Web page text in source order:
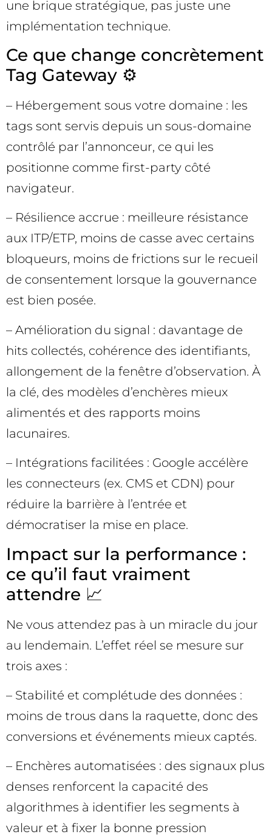
une brique stratégique, pas juste une
implémentation technique.
Ce que change concrètement
Tag Gateway ⚙️
– Hébergement sous votre domaine : les
tags sont servis depuis un sous-domaine
contrôlé par l’annonceur, ce qui les
positionne comme first-party côté
navigateur.
– Résilience accrue : meilleure résistance
aux ITP/ETP, moins de casse avec certains
bloqueurs, moins de frictions sur le recueil
de consentement lorsque la gouvernance
est bien posée.
– Amélioration du signal : davantage de
hits collectés, cohérence des identifiants,
allongement de la fenêtre d’observation. À
la clé, des modèles d’enchères mieux
alimentés et des rapports moins
lacunaires.
– Intégrations facilitées : Google accélère
les connecteurs (ex. CMS et CDN) pour
réduire la barrière à l’entrée et
démocratiser la mise en place.
Impact sur la performance :
ce qu’il faut vraiment
attendre 📈
Ne vous attendez pas à un miracle du jour
au lendemain. L’effet réel se mesure sur
trois axes :
– Stabilité et complétude des données :
moins de trous dans la raquette, donc des
conversions et événements mieux captés.
– Enchères automatisées : des signaux plus
denses renforcent la capacité des
algorithmes à identifier les segments à
valeur et à fixer la bonne pression